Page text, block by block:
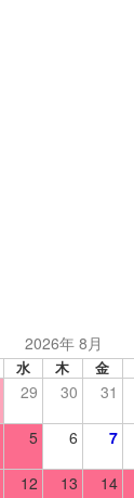
2026年 8月
水 木 金
29 30 31
5 6 7
12 13 14